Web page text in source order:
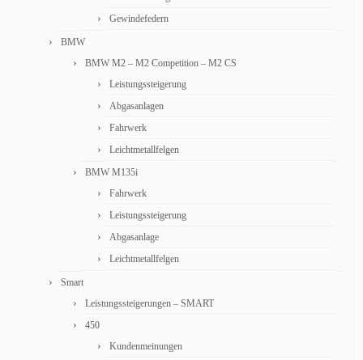
Gewindefedern
BMW
BMW M2 – M2 Competition – M2 CS
Leistungssteigerung
Abgasanlagen
Fahrwerk
Leichtmetallfelgen
BMW M135i
Fahrwerk
Leistungssteigerung
Abgasanlage
Leichtmetallfelgen
Smart
Leistungssteigerungen – SMART
450
Kundenmeinungen